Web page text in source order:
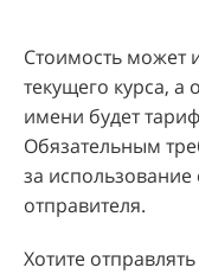
Стоимость может
текущего курса, а
имени будет
Обязательным
за
отправителя.
Хотите